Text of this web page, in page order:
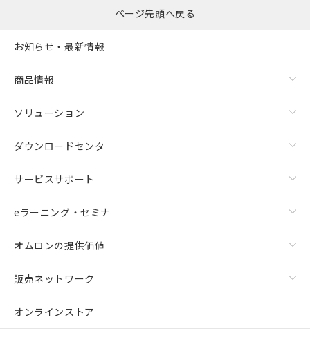
ページ先頭へ戻る
お知らせ・最新情報
商品情報
ソリューション
ダウンロードセンタ
サービスサポート
eラーニング・セミナ
オムロンの提供価値
販売ネットワーク
オンラインストア